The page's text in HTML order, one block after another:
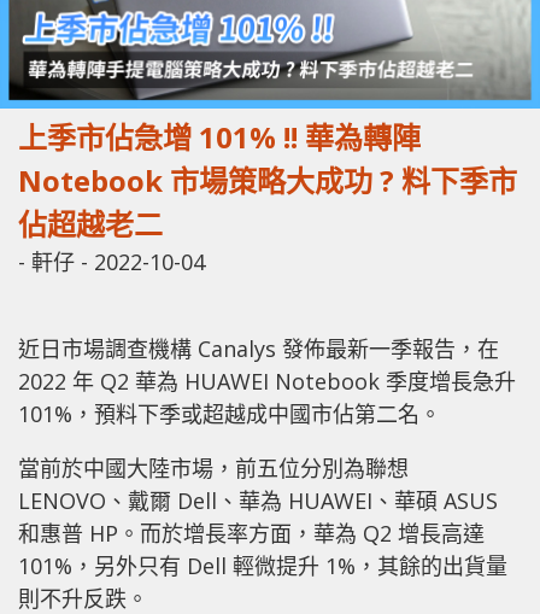
上季市佔急增 101% !! 華為轉陣
Notebook 市場策略大成功 ? 料下季市
佔超越老二
- 軒仔 - 2022-10-04
近日市場調查機構 Canalys 發佈最新一季報告，在
2022 年 Q2 華為 HUAWEI Notebook 季度增長急升
101%，預料下季或超越成中國市佔第二名。
當前於中國大陸市場，前五位分別為聯想
LENOVO、戴爾 Dell、華為 HUAWEI、華碩 ASUS
和惠普 HP。而於增長率方面，華為 Q2 增長高達
101%，另外只有 Dell 輕微提升 1%，其餘的出貨量
則不升反跌。